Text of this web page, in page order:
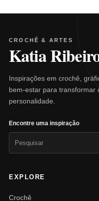
CROCHÊ & ARTES
Katia
Inspirações em crochê,
bem-estar para transformar
personalidade.
Encontre uma inspiração
EXPLORE
Crochê